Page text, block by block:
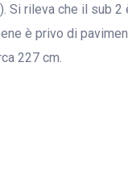
Si rileva che il sub
è privo di
227 cm.